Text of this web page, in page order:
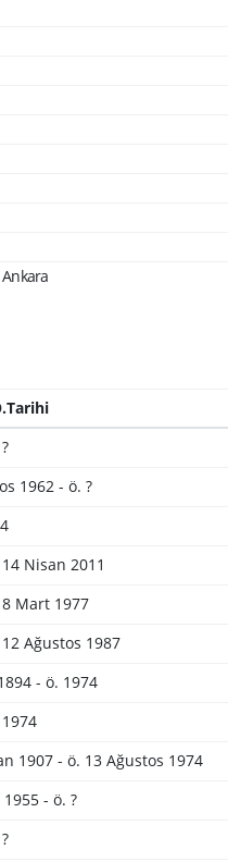
1962 - ö. ?
Nisan 2011
Mart 1977
Ağustos 1987
- ö. 1974
1907 - ö. 13 Ağustos 1974
- ö. ?